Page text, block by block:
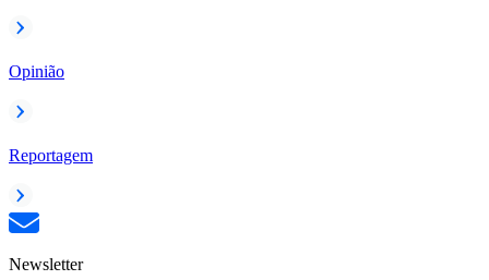
Opinião
Reportagem
Newsletter